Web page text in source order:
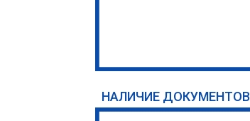
НАЛИЧИЕ ДОКУМЕНТОВ